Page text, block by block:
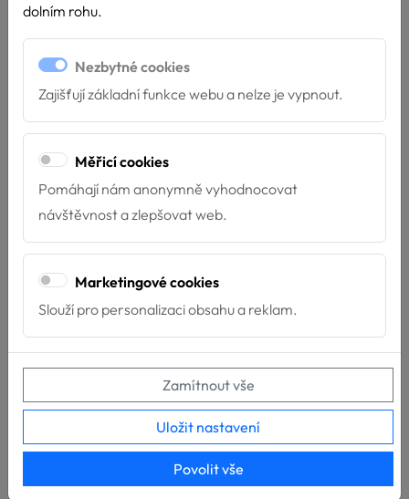
dolním rohu.
Nezbytné cookies
Zajišťují základní funkce webu a nelze je vypnout.
Měřicí cookies
Pomáhají nám anonymně vyhodnocovat
návštěvnost a zlepšovat web.
Marketingové cookies
Slouží pro personalizaci obsahu a reklam.
Zamítnout vše
Uložit nastavení
Povolit vše